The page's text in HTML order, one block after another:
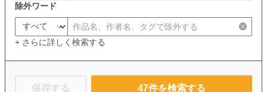
除外ワード
+ さらに詳しく検索する
保存する 47件を検索する